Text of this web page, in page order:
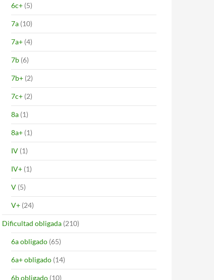
6c+ (5)
7a (10)
7a+ (4)
7b (6)
7b+ (2)
7c+ (2)
8a (1)
8a+ (1)
IV (1)
IV+ (1)
V (5)
V+ (24)
Dificultad obligada (210)
6a obligado (65)
6a+ obligado (14)
6b obligado (10)